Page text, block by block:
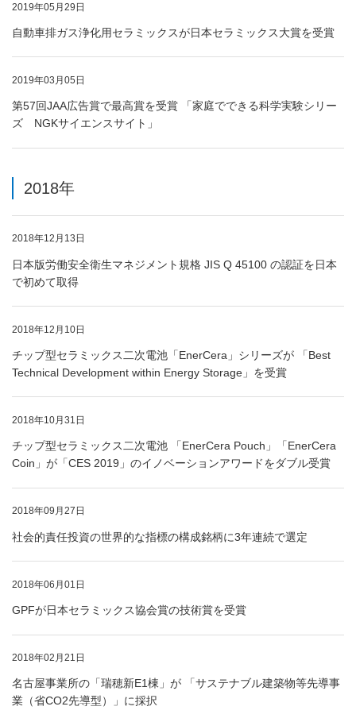
2019年05月29日
自動車排ガス浄化用セラミックスが日本セラミックス大賞を受賞
2019年03月05日
第57回JAA広告賞で最高賞を受賞 「家庭でできる科学実験シリー
ズ NGKサイエンスサイト」
2018年
2018年12月13日
日本版労働安全衛生マネジメント規格 JIS Q 45100 の認証を日本
で初めて取得
2018年12月10日
チップ型セラミックス二次電池「EnerCera」シリーズが 「Best
Technical Development within Energy Storage」を受賞
2018年10月31日
チップ型セラミックス二次電池 「EnerCera Pouch」「EnerCera
Coin」が「CES 2019」のイノベーションアワードをダブル受賞
2018年09月27日
社会的責任投資の世界的な指標の構成銘柄に3年連続で選定
2018年06月01日
GPFが日本セラミックス協会賞の技術賞を受賞
2018年02月21日
名古屋事業所の「瑞穂新E1棟」が 「サステナブル建築物等先導事
業（省CO2先導型）」に採択